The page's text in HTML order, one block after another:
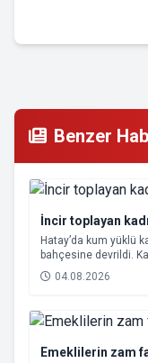
Benzer
İncir toplayan
Hatay’da kum yüklü
bahçesine devrildi.
annesi 65 yaşındaki
04.08.2026
Emeklilerin zam